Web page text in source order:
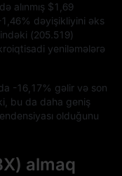
alınmış $1,69
dəyişikliyini əks
(205.519)
yeniləmələrə
-16,17% gəlir və son
bu da daha geniş
olduğunu
almaq